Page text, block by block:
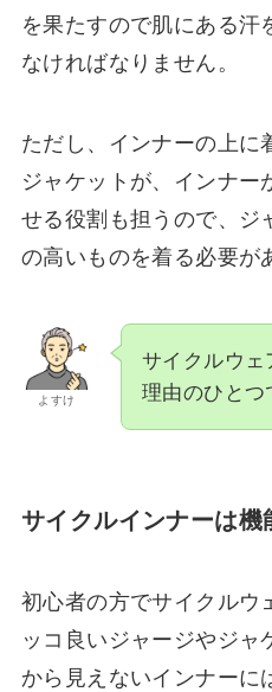
を果たすので肌にある汗
なければなりません。
ただし、インナーの上に
ジャケットが、インナー
せる役割も担うので、ジ
の高いものを着る必要が
よすけ
サイクルウェ
理由のひとつ
サイクルインナーは機
初心者の方でサイクルウ
ッコ良いジャージやジャ
から見えないインナーに